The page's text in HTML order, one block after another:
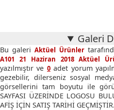
Galeri
Bu galeriAktüel Ürünler
A101 21 Haziran 2018 Aktüel
yazılmıştır ve 0adet yorum
gezebilir, dilerseniz sosyal
görsellerini tam boyutu ile
SAYFASI ÜZERİNDE LOGOSU
AFİŞ İÇİN SATIŞ TARİHİ GEÇMİŞTİR.